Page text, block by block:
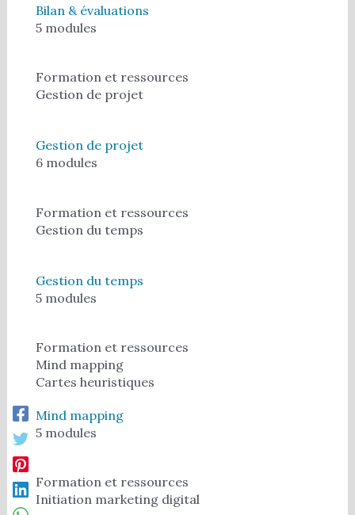
Bilan & évaluations
5 modules
Formation et ressources
Gestion de projet
Gestion de projet
6 modules
Formation et ressources
Gestion du temps
Gestion du temps
5 modules
Formation et ressources
Mind mapping
Cartes heuristiques
Mind mapping
5 modules
Formation et ressources
Initiation marketing digital